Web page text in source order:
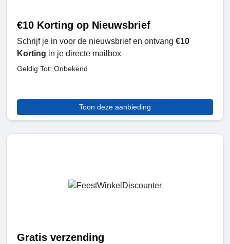
€10 Korting op Nieuwsbrief
Schrijf je in voor de nieuwsbrief en ontvang €10
Korting in je directe mailbox
Geldig Tot: Onbekend
Toon deze aanbieding
Gratis verzending